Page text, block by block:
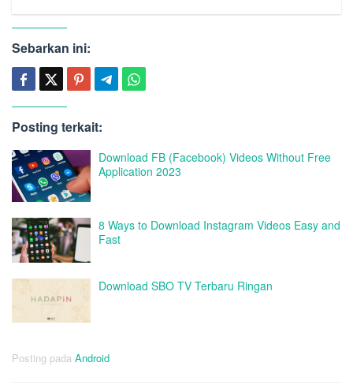
Sebarkan ini:
Posting terkait:
Download FB (Facebook) Videos Without Free
Application 2023
8 Ways to Download Instagram Videos Easy and
Fast
Download SBO TV Terbaru Ringan
Posting pada Android